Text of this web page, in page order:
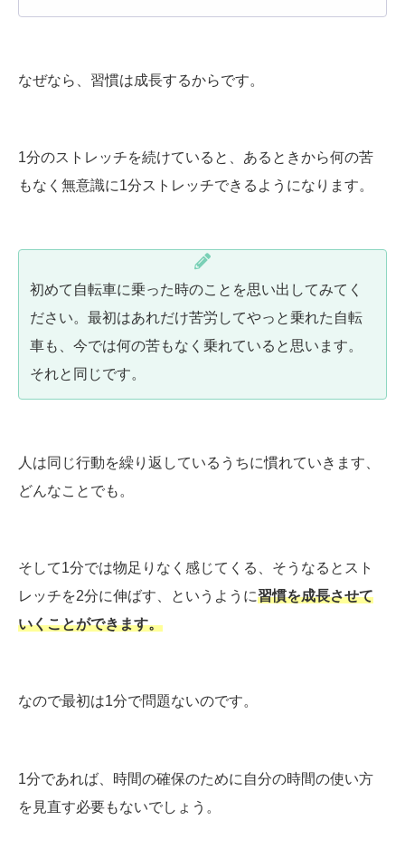
なぜなら、習慣は成長するからです。
1分のストレッチを続けていると、あるときから何の苦
もなく無意識に1分ストレッチできるようになります。
初めて自転車に乗った時のことを思い出してみてく
ださい。最初はあれだけ苦労してやっと乗れた自転
車も、今では何の苦もなく乗れていると思います。
それと同じです。
人は同じ行動を繰り返しているうちに慣れていきます、
どんなことでも。
そして1分では物足りなく感じてくる、そうなるとスト
レッチを2分に伸ばす、というように習慣を成長させて
いくことができます。
なので最初は1分で問題ないのです。
1分であれば、時間の確保のために自分の時間の使い方
を見直す必要もないでしょう。